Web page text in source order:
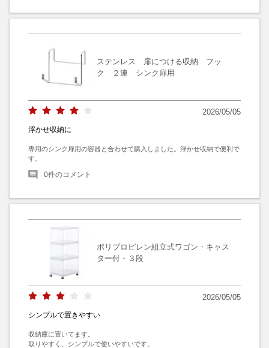
ステンレス 扉につける収納 フッ
ク ２連 シンク扉用
2026/05/05
浮かせ収納に
専用のシンク扉用の容器と合わせて購入しました。浮かせ収納で便利で
す。
0件のコメント
ポリプロピレン組立式ワゴン・キャス
ター付・３段
2026/05/05
シンプルで置きやすい
収納庫に置いてます。
取りやすく、シンプルで使いやすいです。